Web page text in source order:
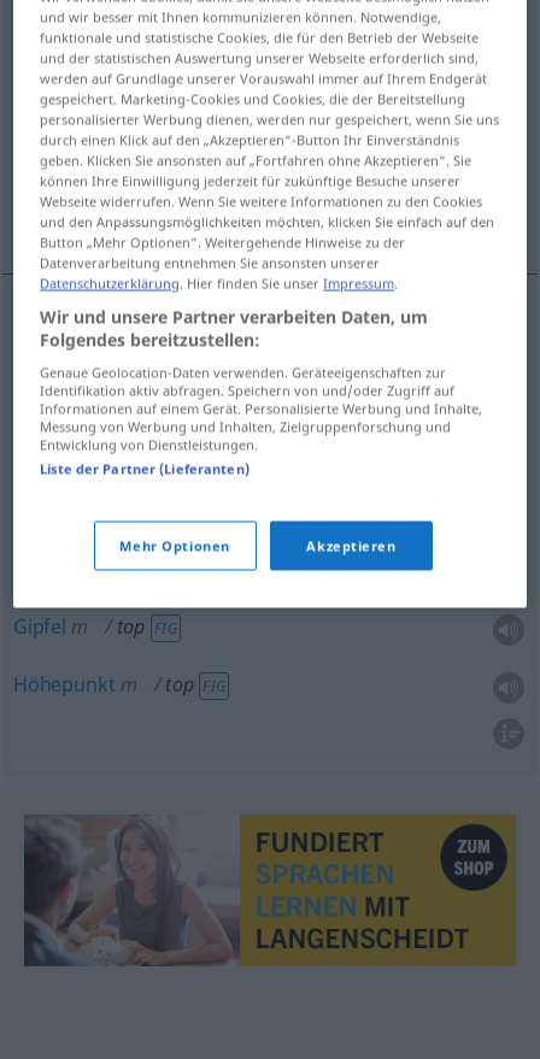
Übersicht aller Übersetzungen
(Für mehr Details die Übersetzung anklicken/antippen)
Spitze, Baum-Wipfel, Scheitel, Topp, Gipfel,
Gipfel
Höhepunkt
Spitzef top
Gipfelm top
(Baum-)Wipfel m top
top SCHIFF
Gipfel m top FIG
Höhepunkt m top FIG
und wir besser mit Ihnen kommunizieren können. Notwendige,
funktionale und statistische Cookies, die für den Betrieb der Webseite
und der statistischen Auswertung unserer Webseite erforderlich sind,
werden auf Grundlage unserer Vorauswahl immer auf Ihrem Endgerät
gespeichert. Marketing-Cookies und Cookies, die der Bereitstellung
personalisierter Werbung dienen, werden nur gespeichert, wenn Sie uns
durch einen Klick auf den „Akzeptieren“-Button Ihr Einverständnis
geben. Klicken Sie ansonsten auf „Fortfahren ohne Akzeptieren“. Sie
können Ihre Einwilligung jederzeit für zukünftige Besuche unserer
Webseite widerrufen. Wenn Sie weitere Informationen zu den Cookies
und den Anpassungsmöglichkeiten möchten, klicken Sie einfach auf den
Button „Mehr Optionen“. Weitergehende Hinweise zu der
Datenverarbeitung entnehmen Sie ansonsten unserer
Datenschutzerklärung . Hier finden Sie unserImpressum
Wir und unsere Partner verarbeiten Daten, um
Folgendes bereitzustellen:
Genaue Geolocation-Daten verwenden. Geräteeigenschaften zur
Identifikation aktiv abfragen. Speichern von und/oder Zugriff auf
Informationen auf einem Gerät. Personalisierte Werbung und Inhalte,
Messung von Werbung und Inhalten, Zielgruppenforschung und
Entwicklung von Dienstleistungen.
Liste der Partner (Lieferanten)
Mehr Optionen Akzeptieren